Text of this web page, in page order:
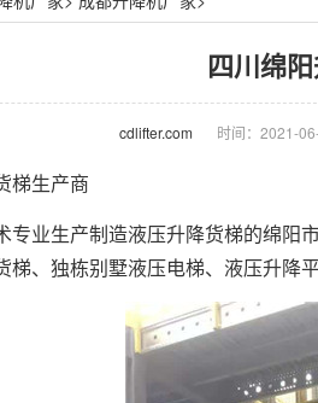
四川绵
cdlifter.com 时间：2021-
梯生产商
业生产制造液压升降货梯的绵阳
、独栋别墅液压电梯、液压升降